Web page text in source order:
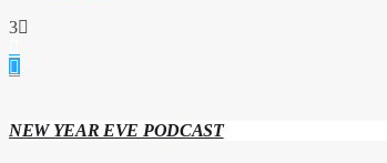
3
NEW YEAR EVE PODCAST